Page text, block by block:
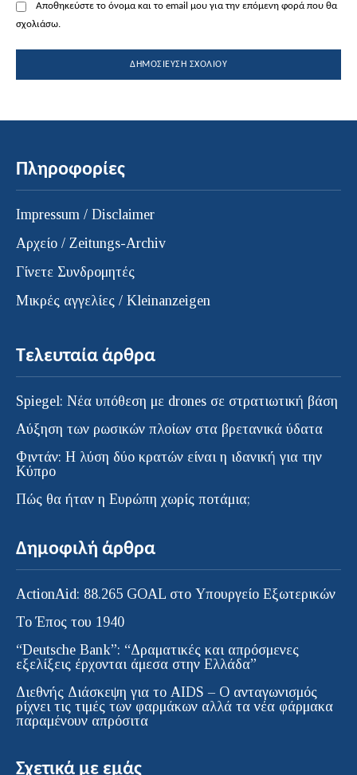
Αποθηκεύστε το όνομα και το email μου για την επόμενη φορά που θα
σχολιάσω.
Πληροφορίες
Impressum / Disclaimer
Αρχείο / Zeitungs-Archiv
Γίνετε Συνδρομητές
Μικρές αγγελίες / Kleinanzeigen
Τελευταία άρθρα
Spiegel: Νέα υπόθεση με drones σε στρατιωτική βάση
Αύξηση των ρωσικών πλοίων στα βρετανικά ύδατα
Φιντάν: Η λύση δύο κρατών είναι η ιδανική για την
Κύπρο
Πώς θα ήταν η Ευρώπη χωρίς ποτάμια;
Δημοφιλή άρθρα
ActionAid: 88.265 GOAL στο Υπουργείο Εξωτερικών
Το Έπος του 1940
“Deutsche Bank”: “Δραματικές και απρόσμενες
εξελίξεις έρχονται άμεσα στην Ελλάδα”
Διεθνής Διάσκεψη για το AIDS – Ο ανταγωνισμός
ρίχνει τις τιμές των φαρμάκων αλλά τα νέα φάρμακα
παραμένουν απρόσιτα
Σχετικά με εμάς